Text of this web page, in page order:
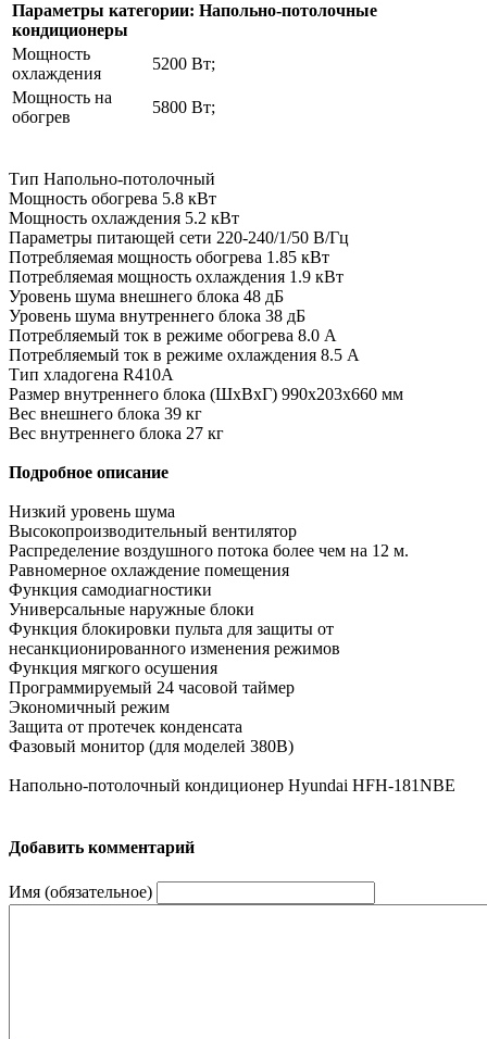
Параметры категории: Напольно-потолочные
кондиционеры
Мощность
охлаждения
5200 Вт;
Мощность на
обогрев
5800 Вт;
Тип Напольно-потолочный
Мощность обогрева 5.8 кВт
Мощность охлаждения 5.2 кВт
Параметры питающей сети 220-240/1/50 В/Гц
Потребляемая мощность обогрева 1.85 кВт
Потребляемая мощность охлаждения 1.9 кВт
Уровень шума внешнего блока 48 дБ
Уровень шума внутреннего блока 38 дБ
Потребляемый ток в режиме обогрева 8.0 A
Потребляемый ток в режиме охлаждения 8.5 A
Тип хладогена R410A
Размер внутреннего блока (ШxВxГ) 990x203x660 мм
Вес внешнего блока 39 кг
Вес внутреннего блока 27 кг
Подробное описание
Низкий уровень шума
Высокопроизводительный вентилятор
Распределение воздушного потока более чем на 12 м.
Равномерное охлаждение помещения
Функция самодиагностики
Универсальные наружные блоки
Функция блокировки пульта для защиты от
несанкционированного изменения режимов
Функция мягкого осушения
Программируемый 24 часовой таймер
Экономичный режим
Защита от протечек конденсата
Фазовый монитор (для моделей 380В)
Напольно-потолочный кондиционер Hyundai HFH-181NBE
Добавить комментарий
Имя (обязательное)